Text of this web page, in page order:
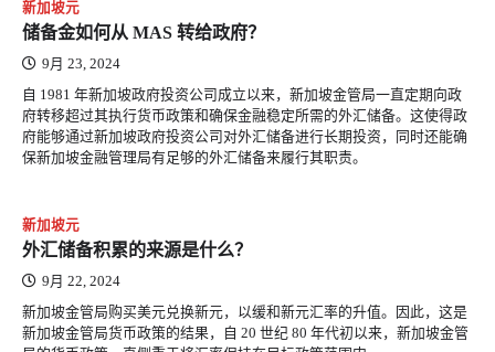
新加坡元
储备金如何从 MAS 转给政府？
9月 23, 2024
自 1981 年新加坡政府投资公司成立以来，新加坡金管局一直定期向政
府转移超过其执行货币政策和确保金融稳定所需的外汇储备。这使得政
府能够通过新加坡政府投资公司对外汇储备进行长期投资，同时还能确
保新加坡金融管理局有足够的外汇储备来履行其职责。
新加坡元
外汇储备积累的来源是什么？
9月 22, 2024
新加坡金管局购买美元兑换新元，以缓和新元汇率的升值。因此，这是
新加坡金管局货币政策的结果，自 20 世纪 80 年代初以来，新加坡金管